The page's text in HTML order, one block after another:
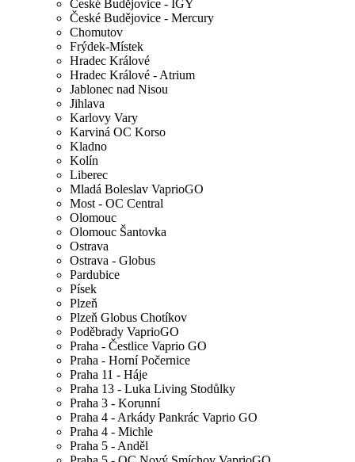
České Budějovice - IGY
České Budějovice - Mercury
Chomutov
Frýdek-Místek
Hradec Králové
Hradec Králové - Atrium
Jablonec nad Nisou
Jihlava
Karlovy Vary
Karviná OC Korso
Kladno
Kolín
Liberec
Mladá Boleslav VaprioGO
Most - OC Central
Olomouc
Olomouc Šantovka
Ostrava
Ostrava - Globus
Pardubice
Písek
Plzeň
Plzeň Globus Chotíkov
Poděbrady VaprioGO
Praha - Čestlice Vaprio GO
Praha - Horní Počernice
Praha 11 - Háje
Praha 13 - Luka Living Stodůlky
Praha 3 - Korunní
Praha 4 - Arkády Pankrác Vaprio GO
Praha 4 - Michle
Praha 5 - Anděl